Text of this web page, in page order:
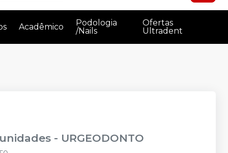
Acadêmico
Podologia
/Nails
Ofertas
Ultradent
- URGEODONTO